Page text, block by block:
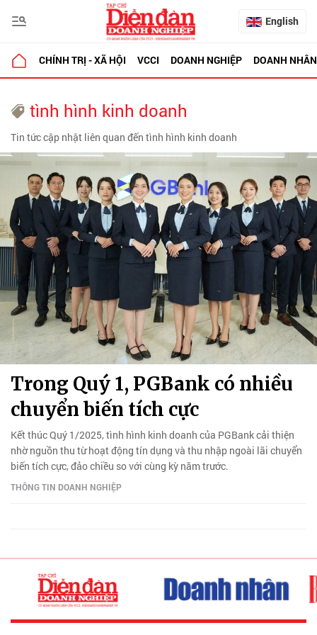
English
CHÍNH TRỊ - XÃ HỘI VCCI DOANH NGHIỆP DOANH NHÂN
tình hình kinh doanh
Tin tức cập nhật liên quan đến tình hình kinh doanh
Trong Quý 1, PGBank có nhiều
chuyển biến tích cực
Kết thúc Quý 1/2025, tình hình kinh doanh của PGBank cải thiện
nhờ nguồn thu từ hoạt động tín dụng và thu nhập ngoài lãi chuyển
biến tích cực, đảo chiều so với cùng kỳ năm trước.
THÔNG TIN DOANH NGHIỆP